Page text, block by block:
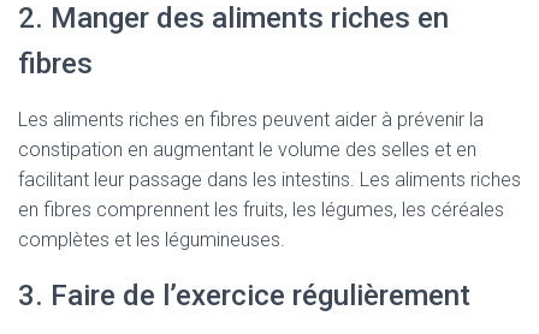
2. Manger des aliments riches en
fibres
Les aliments riches en fibres peuvent aider à prévenir la
constipation en augmentant le volume des selles et en
facilitant leur passage dans les intestins. Les aliments riches
en fibres comprennent les fruits, les légumes, les céréales
complètes et les légumineuses.
3. Faire de l’exercice régulièrement